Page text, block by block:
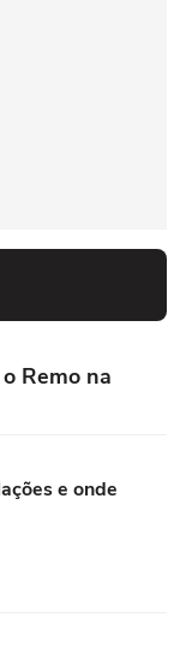
Remo na
e onde